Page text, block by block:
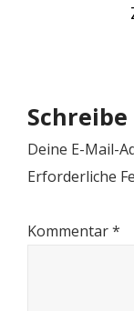
Deine E-Mail-
Erforderliche
Kommentar*